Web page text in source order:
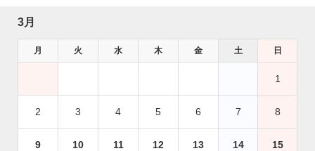
3月
月 火 水 木 金 土 日
1
2 3 4 5 6 7 8
9 10 11 12 13 14 15